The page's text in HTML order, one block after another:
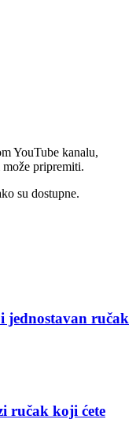
YouTube kanalu,
pripremiti.
su dostupne.
jednostavan ručak
ručak koji ćete